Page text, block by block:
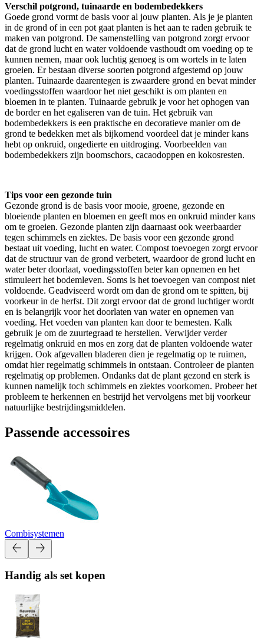
Verschil potgrond, tuinaarde en bodembedekkers
Goede grond vormt de basis voor al jouw planten. Als je je planten
in de grond of in een pot gaat planten is het aan te raden gebruik te
maken van potgrond. De samenstelling van potgrond zorgt ervoor
dat de grond lucht en water voldoende vasthoudt om voeding op te
kunnen nemen, maar ook luchtig genoeg is om wortels in te laten
groeien. Er bestaan diverse soorten potgrond afgestemd op jouw
planten. Tuinaarde daarentegen is zwaardere grond en bevat minder
voedingsstoffen waardoor het niet geschikt is om planten en
bloemen in te planten. Tuinaarde gebruik je voor het ophogen van
de border en het egaliseren van de tuin. Het gebruik van
bodembedekkers is een praktische en decoratieve manier om de
grond te bedekken met als bijkomend voordeel dat je minder kans
hebt op onkruid, ongedierte en uitdroging. Voorbeelden van
bodembedekkers zijn boomschors, cacaodoppen en kokosresten.
Tips voor een gezonde tuin
Gezonde grond is de basis voor mooie, groene, gezonde en
bloeiende planten en bloemen en geeft mos en onkruid minder kans
om te groeien. Gezonde planten zijn daarnaast ook weerbaarder
tegen schimmels en ziektes. De basis voor een gezonde grond
bestaat uit voeding, lucht en water. Compost toevoegen zorgt ervoor
dat de structuur van de grond verbetert, waardoor de grond lucht en
water beter doorlaat, voedingsstoffen beter kan opnemen en het
stimuleert het bodemleven. Soms is het toevoegen van compost niet
voldoende. Geadviseerd wordt om dan de grond om te spitten, bij
voorkeur in de herfst. Dit zorgt ervoor dat de grond luchtiger wordt
en is belangrijk voor het doorlaten van water en opnemen van
voeding. Het voeden van planten kan door te bemesten. Kalk
gebruik je om de zuurtegraad te herstellen. Verwijder verder
regelmatig onkruid en mos en zorg dat de planten voldoende water
krijgen. Ook afgevallen bladeren dien je regelmatig op te ruimen,
omdat hier regelmatig schimmels in ontstaan. Controleer de planten
regelmatig op problemen. Ondanks dat de plant gezond en sterk is
kunnen namelijk toch schimmels en ziektes voorkomen. Probeer het
probleem te herkennen en bestrijd het vervolgens met bij voorkeur
natuurlijke bestrijdingsmiddelen.
Passende accessoires
Combisystemen
Handig als set kopen